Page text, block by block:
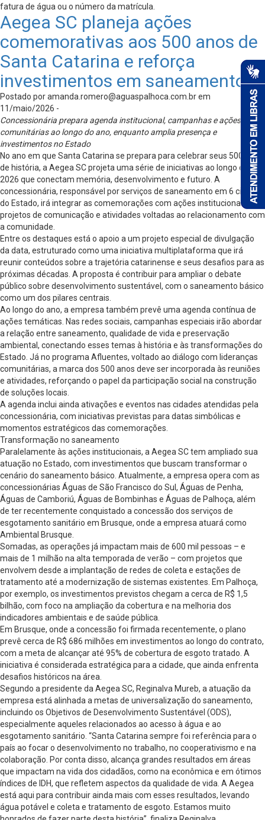
fatura de água ou o número da matrícula.
Aegea SC planeja ações
comemorativas aos 500 anos de
Santa Catarina e reforça
investimentos em saneamento
Postado poramanda.romero@aguaspalhoca.com.brem
11/maio/2026 -
Concessionária prepara agenda institucional, campanhas e ações
comunitárias ao longo do ano, enquanto amplia presença e
investimentos no Estado
No ano em que Santa Catarina se prepara para celebrar seus 500 anos
de história, a Aegea SC projeta uma série de iniciativas ao longo de
2026 que conectam memória, desenvolvimento e futuro. A
concessionária, responsável por serviços de saneamento em 6 cidades
do Estado, irá integrar as comemorações com ações institucionais,
projetos de comunicação e atividades voltadas ao relacionamento com
a comunidade.
Entre os destaques está o apoio a um projeto especial de divulgação
da data, estruturado como uma iniciativa multiplataforma que irá
reunir conteúdos sobre a trajetória catarinense e seus desafios para as
próximas décadas. A proposta é contribuir para ampliar o debate
público sobre desenvolvimento sustentável, com o saneamento básico
como um dos pilares centrais.
Ao longo do ano, a empresa também prevê uma agenda contínua de
ações temáticas. Nas redes sociais, campanhas especiais irão abordar
a relação entre saneamento, qualidade de vida e preservação
ambiental, conectando esses temas à história e às transformações do
Estado. Já no programa Afluentes, voltado ao diálogo com lideranças
comunitárias, a marca dos 500 anos deve ser incorporada às reuniões
e atividades, reforçando o papel da participação social na construção
de soluções locais.
A agenda inclui ainda ativações e eventos nas cidades atendidas pela
concessionária, com iniciativas previstas para datas simbólicas e
momentos estratégicos das comemorações.
Transformação no saneamento
Paralelamente às ações institucionais, a Aegea SC tem ampliado sua
atuação no Estado, com investimentos que buscam transformar o
cenário do saneamento básico. Atualmente, a empresa opera com as
concessionárias Águas de São Francisco do Sul, Águas de Penha,
Águas de Camboriú, Águas de Bombinhas e Águas de Palhoça, além
de ter recentemente conquistado a concessão dos serviços de
esgotamento sanitário em Brusque, onde a empresa atuará como
Ambiental Brusque.
Somadas, as operações já impactam mais de 600 mil pessoas – e
mais de 1 milhão na alta temporada de verão – com projetos que
envolvem desde a implantação de redes de coleta e estações de
tratamento até a modernização de sistemas existentes. Em Palhoça,
por exemplo, os investimentos previstos chegam a cerca de R$ 1,5
bilhão, com foco na ampliação da cobertura e na melhoria dos
indicadores ambientais e de saúde pública.
Em Brusque, onde a concessão foi firmada recentemente, o plano
prevê cerca de R$ 686 milhões em investimentos ao longo do contrato,
com a meta de alcançar até 95% de cobertura de esgoto tratado. A
iniciativa é considerada estratégica para a cidade, que ainda enfrenta
desafios históricos na área.
Segundo a presidente da Aegea SC, Reginalva Mureb, a atuação da
empresa está alinhada a metas de universalização do saneamento,
incluindo os Objetivos de Desenvolvimento Sustentável (ODS),
especialmente aqueles relacionados ao acesso à água e ao
esgotamento sanitário. “Santa Catarina sempre foi referência para o
país ao focar o desenvolvimento no trabalho, no cooperativismo e na
colaboração. Por conta disso, alcança grandes resultados em áreas
que impactam na vida dos cidadãos, como na econômica e em ótimos
índices de IDH, que refletem aspectos da qualidade de vida. A Aegea
está aqui para contribuir ainda mais com esses resultados, levando
água potável e coleta e tratamento de esgoto. Estamos muito